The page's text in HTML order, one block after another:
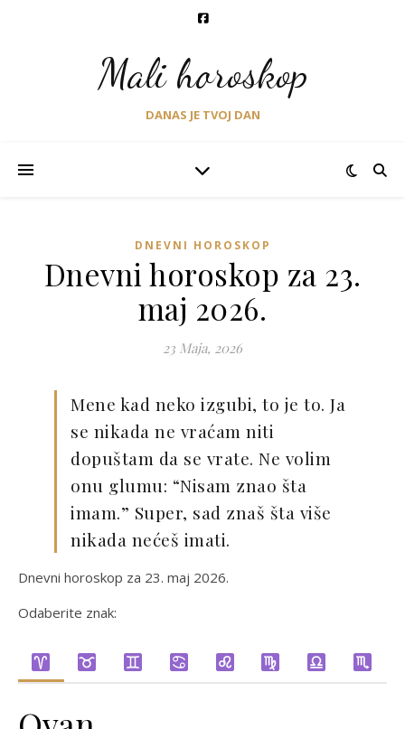
Mali horoskop
DANAS JE TVOJ DAN
DNEVNI HOROSKOP
Dnevni horoskop za 23.
maj 2026.
23 Maja, 2026
Mene kad neko izgubi, to je to. Ja
se nikada ne vraćam niti
dopuštam da se vrate. Ne volim
onu glumu: “Nisam znao šta
imam.” Super, sad znaš šta više
nikada nećeš imati.
Dnevni horoskop za 23. maj 2026.
Odaberite znak: